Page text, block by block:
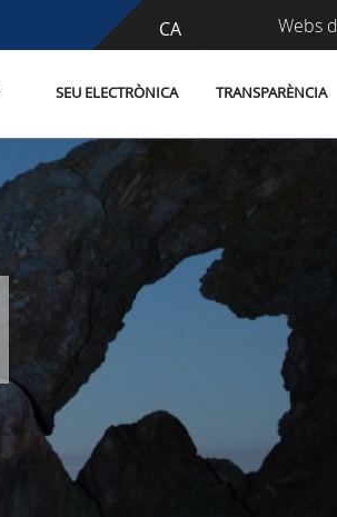
CA
ES Webs
SEU ELECTRÒNICA TRANSPARÈNCIA